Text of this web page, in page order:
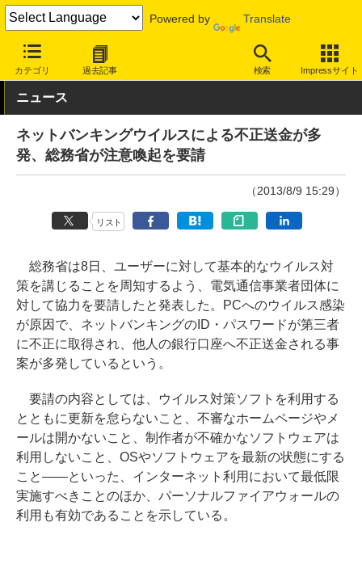
Powered by Translate
カテゴリ 過去記事 検索 Impressサイト
INTERNET Watch トピック その他
ニュース
ネットバンキングウイルスによる不正送金が多
発、総務省が注意喚起を要請
（2013/8/9 15:29）
リスト
総務省は8日、ユーザーに対して基本的なウイルス対
策を講じることを周知するよう、電気通信事業者団体に
対して協力を要請したと発表した。PCへのウイルス感染
が原因で、ネットバンキングのID・パスワードが第三者
に不正に取得され、他人の銀行口座へ不正送金される事
案が多発しているという。
要請の内容としては、ウイルス対策ソフトを利用する
とともに更新を怠らないこと、不審なホームページやメ
ールは開かないこと、制作者が不確かなソフトウェアは
利用しないこと、OSやソフトウェアを最新の状態にする
こと――といった、インターネット利用において最低限
実施すべきことのほか、パーソナルファイアウォールの
利用も有効であることを示している。